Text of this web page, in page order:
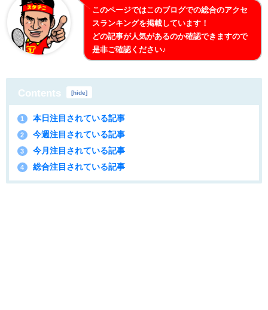
このページではこのブログでの総合のアクセ
スランキングを掲載しています！
どの記事が人気があるのか確認できますので
是非ご確認ください♪
Contents [hide]
1 本日注目されている記事
2 今週注目されている記事
3 今月注目されている記事
4 総合注目されている記事